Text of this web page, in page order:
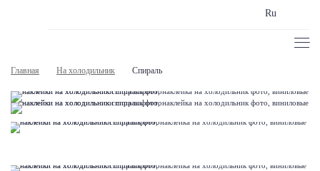
Ru
Главная На холодильник Спираль